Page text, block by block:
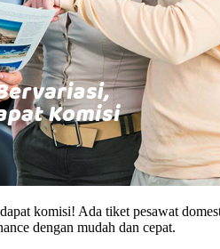
komisi! Ada tiket pesawat
dengan mudah dan cepat.